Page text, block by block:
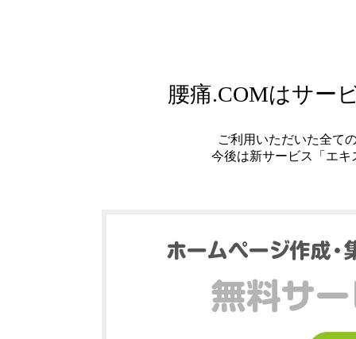
腰痛.COMはサー
ご利用いただいた全て
今後は新サービス「エ